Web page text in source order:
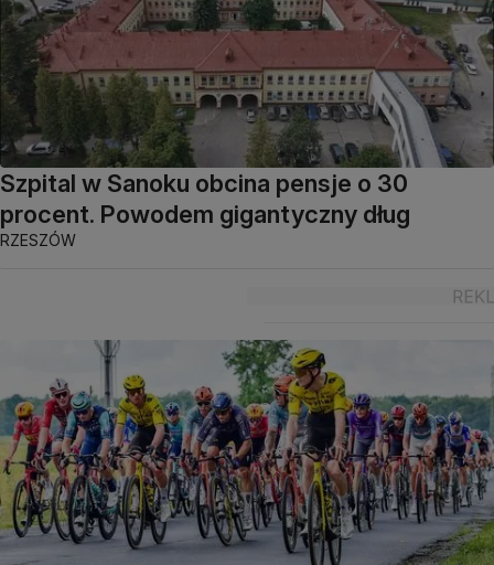
Szpital w Sanoku obcina pensje o 30
procent. Powodem gigantyczny dług
RZESZÓW